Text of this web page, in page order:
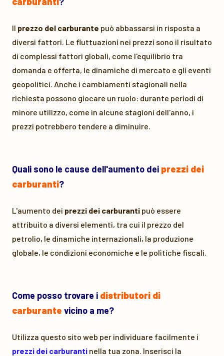
Il prezzo del carburante può abbassarsi in risposta a
diversi fattori. Le fluttuazioni nei prezzi sono il risultato
di complessi fattori globali, come l'equilibrio tra
domanda e offerta, le dinamiche di mercato e gli eventi
geopolitici. Anche i cambiamenti stagionali nella
richiesta possono giocare un ruolo: durante periodi di
minore utilizzo, come in alcune stagioni dell'anno, i
prezzi potrebbero tendere a diminuire.
Quali sono le cause dell'aumento dei prezzi dei
carburanti?
L'aumento dei prezzi dei carburanti può essere
attribuito a diversi elementi, tra cui il prezzo del
petrolio, le dinamiche internazionali, la produzione
globale, le condizioni economiche e le politiche fiscali.
Come posso trovare i distributori di
carburante vicino a me?
Utilizza questo sito web per individuare facilmente i
prezzi dei carburanti nella tua zona. Inserisci la